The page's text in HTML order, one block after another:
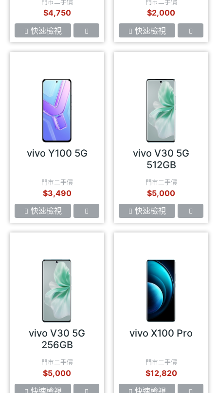
門市二手價
$4,750
快速檢視
門市二手價
$2,000
快速檢視
vivo Y100 5G
門市二手價
$3,490
快速檢視
vivo V30 5G
512GB
門市二手價
$5,000
快速檢視
vivo V30 5G
256GB
門市二手價
$5,000
快速檢視
vivo X100 Pro
門市二手價
$12,820
快速檢視